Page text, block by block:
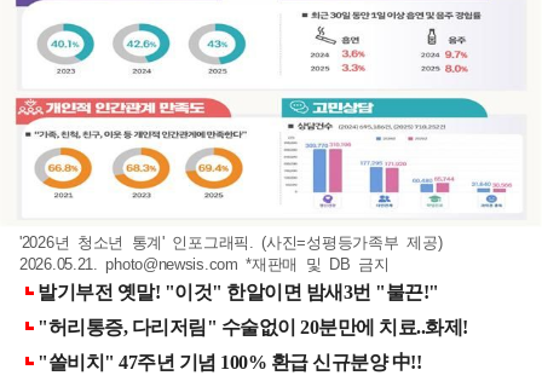
'2026년 청소년 통계' 인포그래픽. (사진=성평등가족부 제공)
2026.05.21.photo@newsis.com *재판매 및 DB 금지